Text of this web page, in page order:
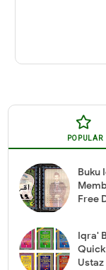
POPULAR
Buku
Free
Iqra'